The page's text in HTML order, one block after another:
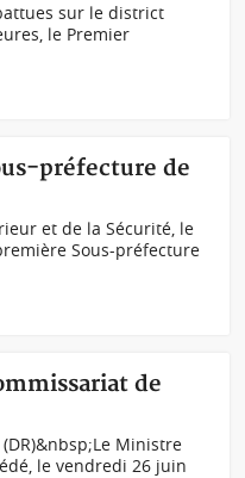
sur le district
le Premier
préfecture de
et de la Sécurité, le
Sous-préfecture
de
Ministre
le vendredi 26 juin